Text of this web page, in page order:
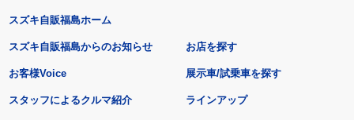
スズキ自販福島ホーム
スズキ自販福島からのお知らせ
お客様Voice
スタッフによるクルマ紹介
お店を探す
展示車/試乗車を探す
ラインアップ